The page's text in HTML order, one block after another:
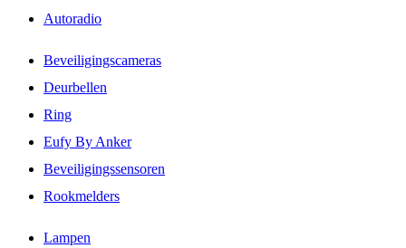
Autoradio
Beveiligingscameras
Deurbellen
Ring
Eufy By Anker
Beveiligingssensoren
Rookmelders
Lampen